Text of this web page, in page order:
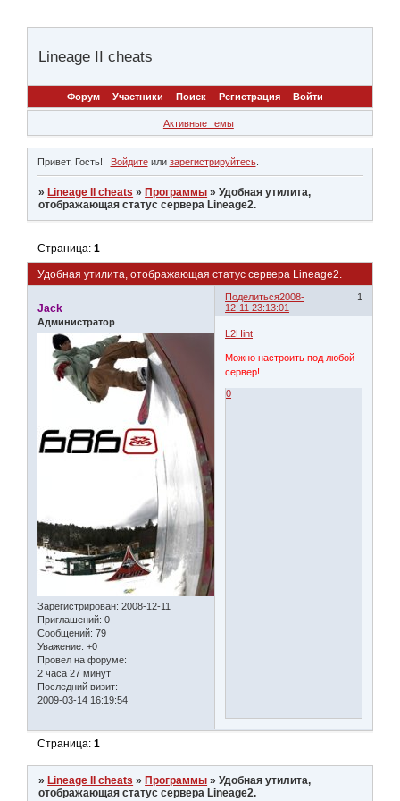
Lineage II cheats
Форум Участники Поиск Регистрация Войти
Активные темы
Привет, Гость! Войдитеили зарегистрируйтесь.
» Lineage II cheats » Программы »Удобная утилита,
отображающая статус сервера Lineage2.
Удобная утилита, отображающая статус сервера Lineage2.
Страница:1
Поделиться 1
2008-
12-11 23:13:01
Jack
Администратор
Зарегистрирован: 2008-12-11
Приглашений: 0
Сообщений: 79
Уважение: +0
Провел на форуме:
2 часа 27 минут
Последний визит:
2009-03-14 16:19:54
L2Hint
Можно настроить под любой
сервер!
0
Страница:1
» Lineage II cheats » Программы »Удобная утилита,
отображающая статус сервера Lineage2.